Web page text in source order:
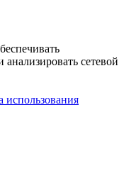
сетевой
использования